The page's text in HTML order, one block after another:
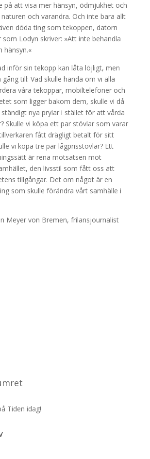
på att visa mer hänsyn, ödmjukhet och
och varandra. Och inte bara allt
döda ting som tekoppen, datorn
som Lodyn skriver: »Att inte behandla
hänsyn.«
inför sin tekopp kan låta löjligt, men
till: Vad skulle hända om vi alla
våra tekoppar, mobiltelefoner och
som ligger bakom dem, skulle vi då
nya prylar i stället för att vårda
Skulle vi köpa ett par stövlar som varar
fått drägligt betalt för sitt
vi köpa tre par lågprisstövlar? Ett
är rena motsatsen mot
den livsstil som fått oss att
tillgångar. Det om något är en
som skulle förändra vårt samhälle i
Meyer von Bremen, frilansjournalist
Tiden idag!